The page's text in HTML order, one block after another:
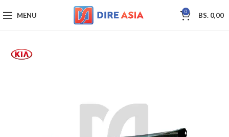
MENU 0 BS. 0,00